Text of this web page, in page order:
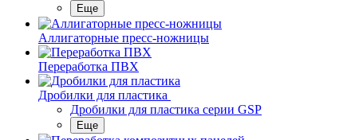
Еще
Аллигаторные пресс-ножницы
Переработка ПВХ
Дробилки для пластика
Дробилки для пластика серии GSP
Еще